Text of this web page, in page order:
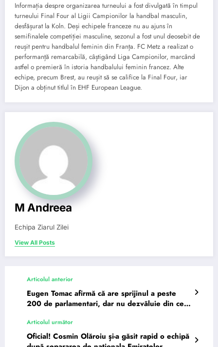
Informația despre organizarea turneului a fost divulgată în timpul
turneului Final Four al Ligii Campionilor la handbal masculin,
desfășurat la Koln. Deși echipele franceze nu au ajuns în
semifinalele competiției masculine, sezonul a fost unul deosebit de
reușit pentru handbalul feminin din Franța. FC Metz a realizat o
performanță remarcabilă, câștigând Liga Campionilor, marcând
astfel o premieră în istoria handbalului feminin francez. Alte
echipe, precum Brest, au reușit să se califice la Final Four, iar
Dijon a obținut titlul în EHF European League.
M Andreea
Echipa Ziarul Zilei
View All Posts
Articolul anterior
Eugen Tomac afirmă că are sprijinul a peste
200 de parlamentari, dar nu dezvăluie din ce
Articolul următor
Oficial! Cosmin Olăroiu și-a găsit rapid o echipă